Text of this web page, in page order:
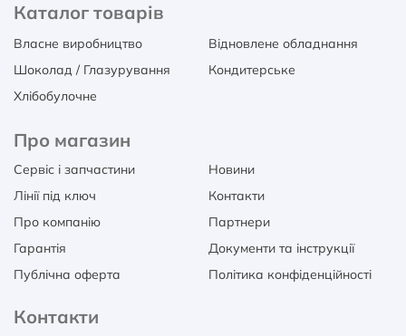
Каталог товарів
Власне виробництво
Відновлене обладнання
Шоколад / Глазурування
Кондитерське
Хлібобулочне
Про магазин
Сервіс і запчастини
Новини
Лінії під ключ
Контакти
Про компанію
Партнери
Гарантія
Документи та інструкції
Публічна оферта
Політика конфіденційності
Контакти